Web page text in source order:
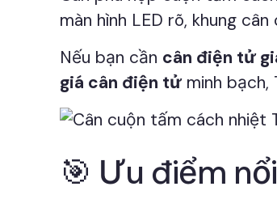
màn hình LED rõ, khung
Nếu bạn cần cân điện tử
giá cân điện tửminh bạch,
🎯 Ưu điểm